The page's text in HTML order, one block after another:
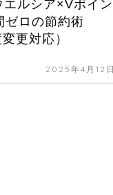
エルシア×Vポイン
ゼロの節約術
更対応）
2025年4月12